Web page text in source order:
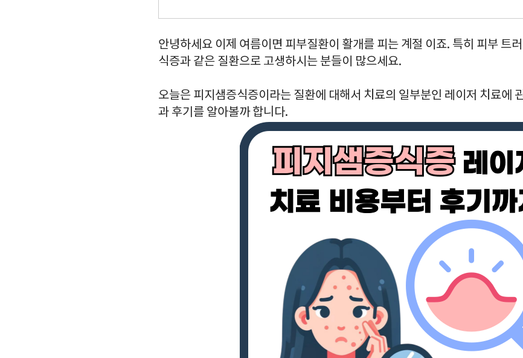
안녕하세요 이제 여름이면 피부질환이 활개를 피는 계절 이죠. 특히 피부 트
식증과 같은 질환으로 고생하시는 분들이 많으세요.
오늘은 피지샘증식증이라는 질환에 대해서 치료의 일부분인 레이저 치료에
과 후기를 알아볼까 합니다.